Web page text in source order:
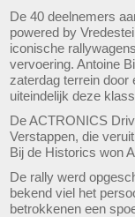
De 40 deelnemers
powered by
iconische
vervoering. Antoine
zaterdag terrein
uiteindelijk deze
De ACTRONICS
Verstappen, die
Bij de Historics won
De rally werd
bekend viel het
betrokkenen een